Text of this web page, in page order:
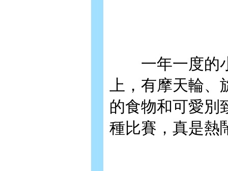
一年一度的小
上，有摩天輪、
的食物和可愛別
種比賽，真是熱